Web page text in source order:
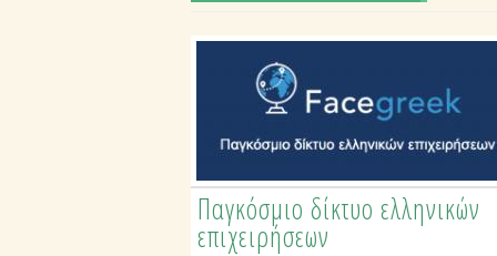
Παγκόσμιο δίκτυο ελληνικών
επιχειρήσεων
Επαγγελματικός Οδηγός
Ειδικοτήτων Ελλάδας